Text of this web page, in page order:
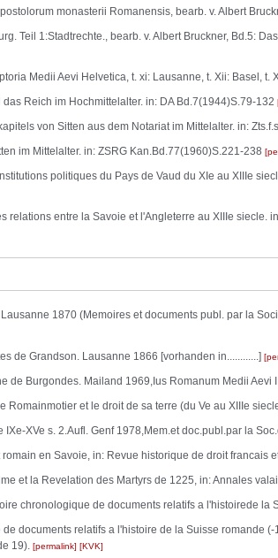
monasterii Romanensis, bearb. v. Albert
Teil 1:Stadtrechte., bearb. v. Albert Bruckner, Bd.5:
Medii Aevi Helvetica, t. xi: Lausanne, t. Xii: Basel,
Reich im Hochmittelalter. in: DA Bd.7(1944)S.79-132
von Sitten aus dem Notariat im Mittelalter. in:
im Mittelalter. in: ZSRG Kan.Bd.77(1960)S.221-238
politiques du Pays de Vaud du XIe au XIIIe
relations entre la Savoie et l'Angleterre au XIIIe
1870 (Memoires et documents publ. par la
de Grandson. Lausanne 1866 [vorhanden in............]
de Burgondes. Mailand 1969,Ius Romanum Medii Aevi
Romainmotier et le droit de sa terre (du Ve au XIIIe
IXe-XVe s. 2.Aufl. Genf 1978,Mem.et doc.publ.par la
en Savoie, in: Revue historique de droit francais
et la Revelation des Martyrs de 1225, in: Annales
chronologique de documents relatifs a l'histoirede
documents relatifs a l'histoire de la Suisse romande
19). permalink KVK